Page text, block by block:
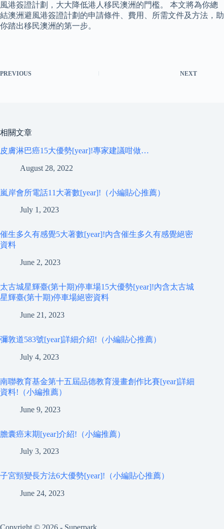
風港簽證計劃，大大降低港人移民澳洲的門檻。 本文將為你總
結澳洲避風港簽證計劃的申請條件、費用、所需文件及方法，助
你踏出移民澳洲的第一步。
PREVIOUS NEXT
相關文章
皮膚淋巴癌15大優勢[year]!專家建議咁做…
August 28, 2022
嵐岸會所電話11大著數[year]!（小編貼心推薦）
July 1, 2023
催生多久有感覺5大著數[year]!內含催生多久有感覺絕密
資料
June 2, 2023
太古城星輝臺(第十期)停車場15大優勢[year]!內含太古城
星輝臺(第十期)停車場絕密資料
June 21, 2023
彌敦道583號[year]詳細介紹!（小編貼心推薦）
July 4, 2023
南聯教育基金第十五屆品德教育漫畫創作比賽[year]詳細
資料!（小編推薦）
June 9, 2023
膽囊癌末期[year]介紹!（小編推薦）
July 3, 2023
子宮頸變長方法6大優勢[year]!（小編貼心推薦）
June 24, 2023